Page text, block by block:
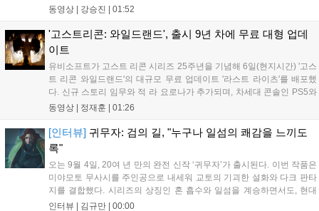
플레이 영상 공개를 시작으로 10일 시즌4 트레일러를 선보이며, 11일 시
론의 대립이 본격화될 전망이다....
동영상 | 강승진 01:52
'고스트리콘: 와일드랜드', 출시 9년 차에 무료 대형 업데
이트
유비소프트가 고스트 리콘 시리즈 25주년을 기념해 6일(현지시간) '고스
트 리콘 와일드랜드'의 대규모 무료 업데이트 '라스트 라이츠'를 배포했
다. 신규 스토리 임무와 적 라 요로나가 추가되며, 차세대 콘솔인 PS5와
Xbox Series X|S에서 4K 60FPS를 지원한다. 또한 편의성 개선과 함께
리를 제공한다....
동영상 | 정재훈 01:26
[인터뷰] 귀무자: 검의 길, "누구나 일섬의 쾌감을 느끼도
록"
오는 9월 4일, 20여 년 만의 완전 신작 ‘귀무자’가 출시된다. 이번 작품은
미야모토 무사시를 주인공으로 내세워 교토의 기괴한 설화와 다크 판타
지를 결합했다. 시리즈의 상징인 혼 흡수와 일섬을 계승하면서도, 현대
적인 검극 액션과 '무너뜨리기 일섬'을 더해 전투의 깊이를 더했다. 개발
인터뷰 | 김규만 00:00